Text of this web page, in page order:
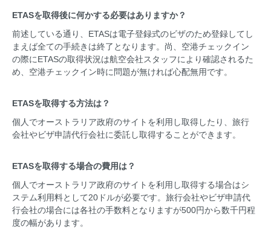
ETASを取得後に何かする必要はありますか？
前述している通り、ETASは電子登録式のビザのため登録してし
まえば全ての手続きは終了となります。尚、空港チェックイン
の際にETASの取得状況は航空会社スタッフにより確認されるた
め、空港チェックイン時に問題が無ければ心配無用です。
ETASを取得する方法は？
個人でオーストラリア政府のサイトを利用し取得したり、旅行
会社やビザ申請代行会社に委託し取得することができます。
ETASを取得する場合の費用は？
個人でオーストラリア政府のサイトを利用し取得する場合はシ
ステム利用料として20ドルが必要です。旅行会社やビザ申請代
行会社の場合には各社の手数料となりますが500円から数千円程
度の幅があります。